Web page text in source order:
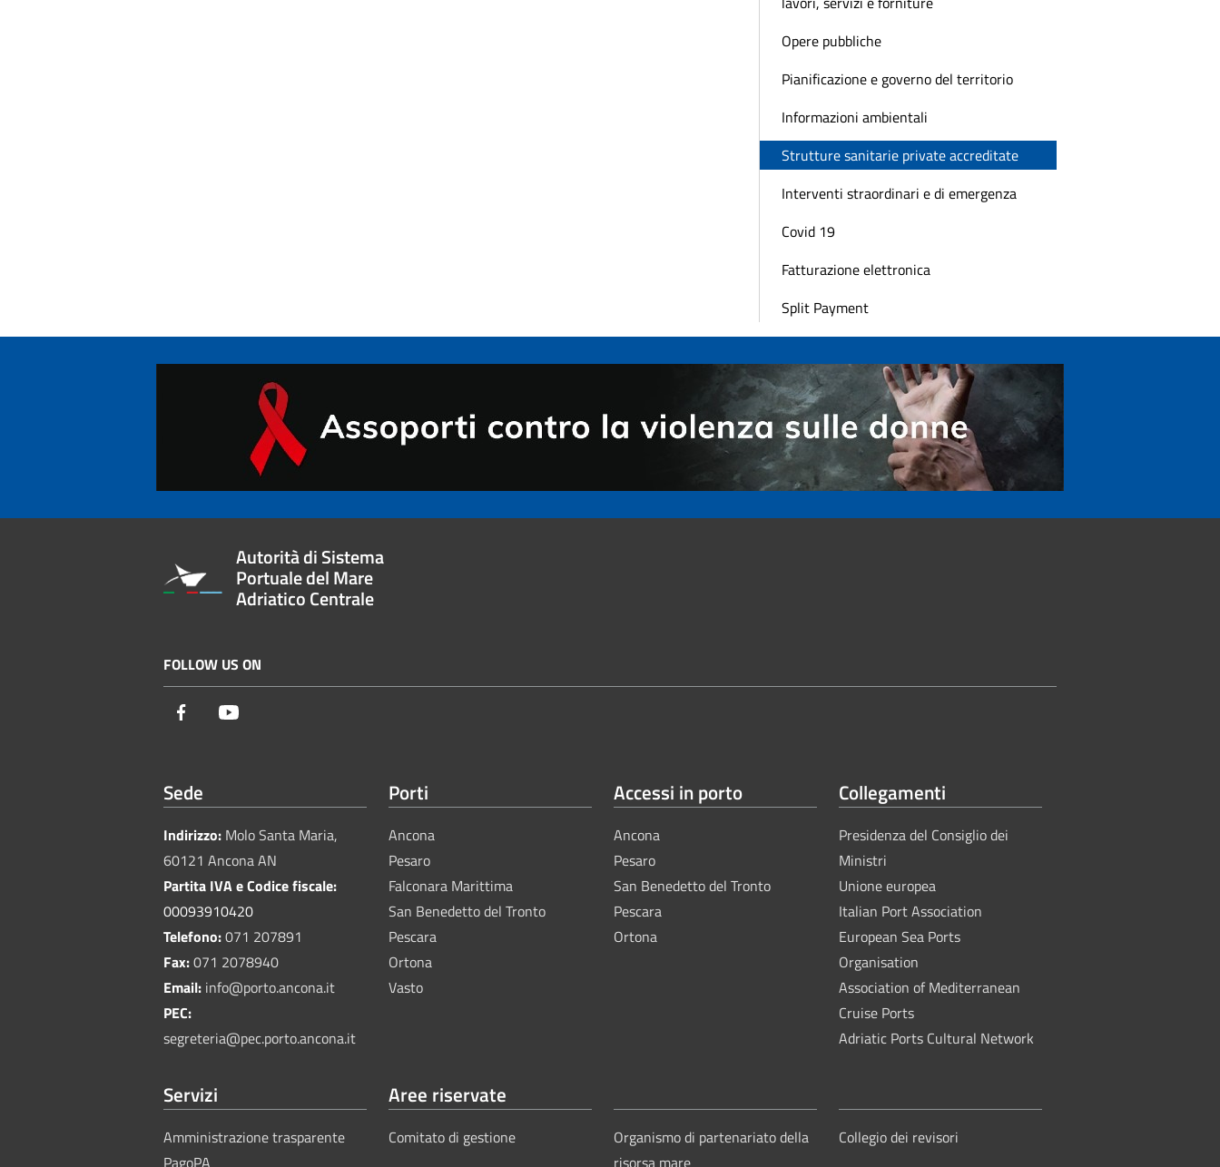
Opere pubbliche
Pianificazione e governo del territorio
Informazioni ambientali
Strutture sanitarie private accreditate
Interventi straordinari e di emergenza
Covid 19
Fatturazione elettronica
Split Payment
Autorità di Sistema
Portuale del Mare
Adriatico Centrale
FOLLOW US ON
Facebook
Sede
Indirizzo: Molo Santa Maria,
60121 Ancona AN
Partita IVA e Codice fiscale:
00093910420
Telefono:071 207891
Fax:071 2078940
Email: info@porto.ancona.it
PEC:
segreteria@pec.porto.ancona.it
Porti
Ancona
Pesaro
Falconara Marittima
San Benedetto del Tronto
Pescara
Ortona
Vasto
Accessi in porto
Ancona
Pesaro
San Benedetto del Tronto
Pescara
Ortona
Collegamenti
Presidenza del Consiglio dei
Ministri
Unione europea
Italian Port Association
European Sea Ports
Organisation
Association of Mediterranean
Cruise Ports
Adriatic Ports Cultural Network
Servizi
Amministrazione trasparente
PagoPA
Aree riservate
Comitato di gestione
Organismo di partenariato della
risorsa mare
Collegio dei revisori